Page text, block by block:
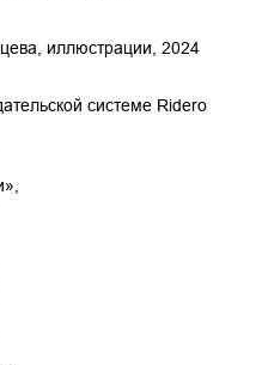
иллюстрации, 2024
системе Ridero